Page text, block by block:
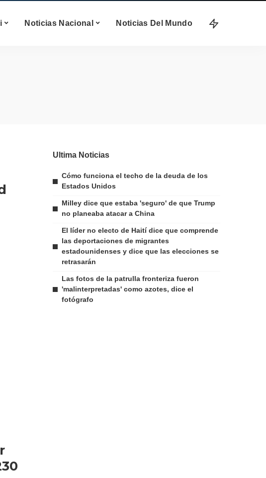
Noticias Nacional Noticias Del Mundo
Ultima Noticias
Cómo funciona el techo de la deuda de los
Estados Unidos
Milley dice que estaba 'seguro' de que Trump
no planeaba atacar a China
El líder no electo de Haití dice que comprende
las deportaciones de migrantes
estadounidenses y dice que las elecciones se
retrasarán
Las fotos de la patrulla fronteriza fueron
'malinterpretadas' como azotes, dice el
fotógrafo